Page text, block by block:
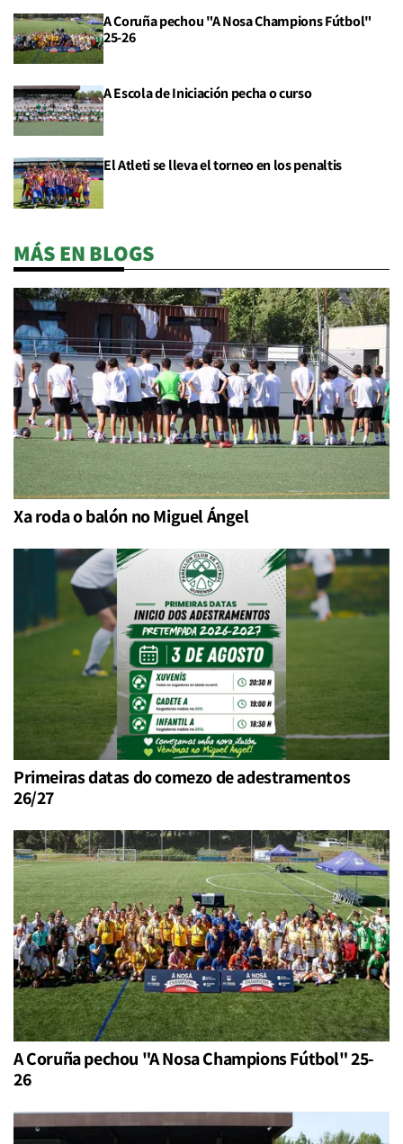
A Coruña pechou "A Nosa Champions Fútbol"
25-26
A Escola de Iniciación pecha o curso
El Atleti se lleva el torneo en los penaltis
MÁS EN BLOGS
Xa roda o balón no Miguel Ángel
Primeiras datas do comezo de adestramentos
26/27
A Coruña pechou "A Nosa Champions Fútbol" 25-
26